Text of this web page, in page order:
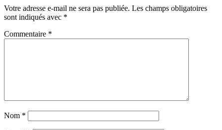
Votre adresse e-mail ne sera pas publiée. Les champs obligatoires
sont indiqués avec *
Commentaire *
Nom *